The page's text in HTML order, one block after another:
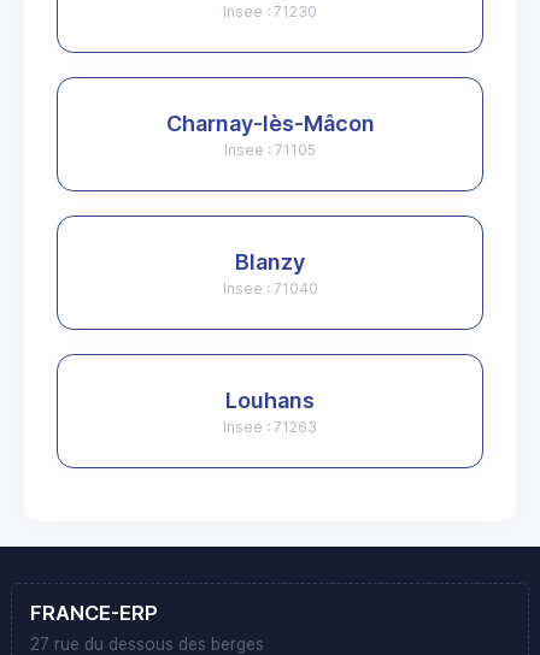
Insee : 71230
Charnay-lès-Mâcon
Insee : 71105
Blanzy
Insee : 71040
Louhans
Insee : 71263
FRANCE-ERP
27 rue du dessous des berges